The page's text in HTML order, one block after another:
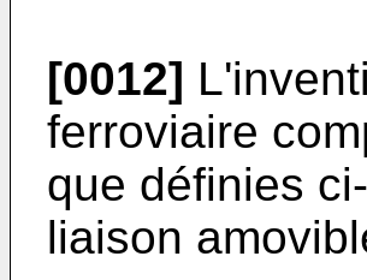
[0012]
ferroviaire
que définies
liaison